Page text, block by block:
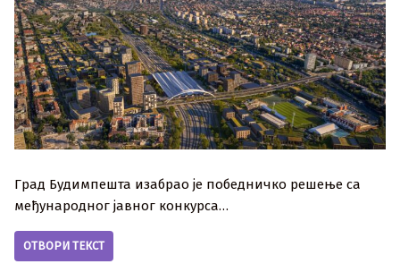
Град Будимпешта изабрао је победничко решење са
међународног јавног конкурса…
ОТВОРИ ТЕКСТ